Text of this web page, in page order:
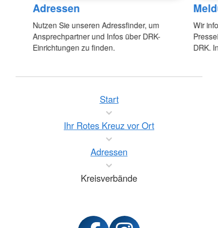
Adressen
Nutzen Sie unseren Adressfinder, um
Ansprechpartner und Infos über DRK-
Einrichtungen zu finden.
Wir
DRK.
Start
Ihr Rotes Kreuz vor Ort
Adressen
Kreisverbände